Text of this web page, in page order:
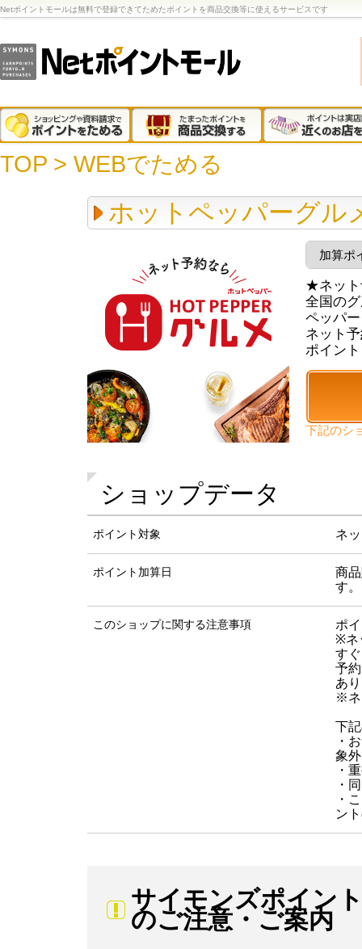
Netポイントモールは無料で登録できてためたポイントを商品交換等に使えるサービスです
TOP > WEBでためる
ホットペッパーグル
加算ポ
★ネット
全国の
ペッパ
ネット
ポイン
下記のシ
ショップデータ
ポイント対象 ネ
ポイント加算日
商
す。
このショップに関する注意事項
ポ
※ネ
す
予
あ
※ネ
下
・
象
・
・
・
ン
サイモンズポイン
のご注意・ご案内